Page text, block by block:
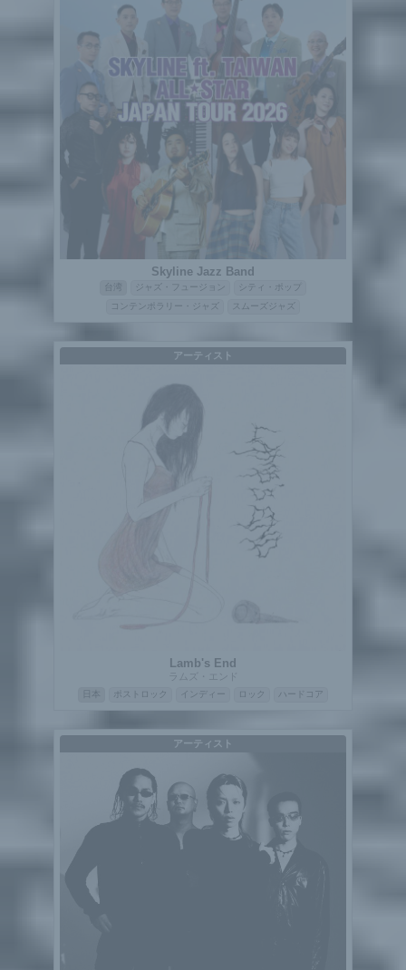
Skyline Jazz Band
台湾 ジャズ・フュージョン
シティ・ポップ
コンテンポラリー・ジャズ
スムーズジャズ
アーティスト
Lamb's End
ラムズ・エンド
ポストロック インディー ロック ハードコア
アーティスト